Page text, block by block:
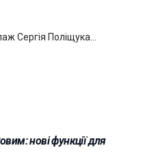
Сергія Поліщука…
нові функції для